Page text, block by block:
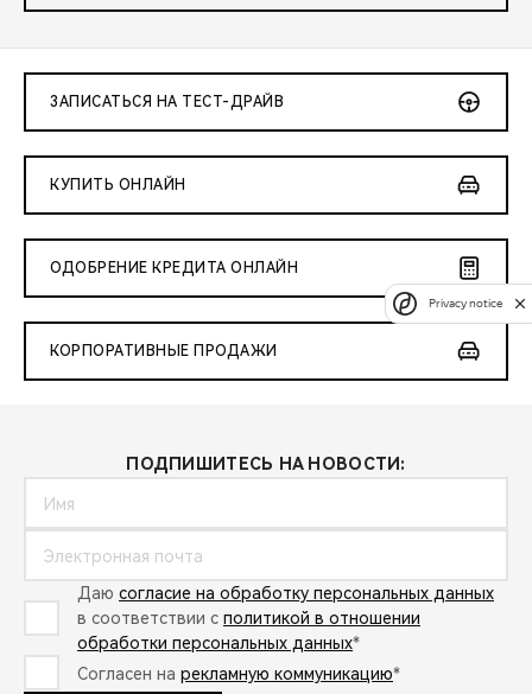
ЗАПИСАТЬСЯ НА ТЕСТ-ДРАЙВ
КУПИТЬ ОНЛАЙН
ОДОБРЕНИЕ КРЕДИТА ОНЛАЙН
КОРПОРАТИВНЫЕ ПРОДАЖИ
ПОДПИШИТЕСЬ НА НОВОСТИ:
Даю согласие на обработку персональных данных
в соответствии с политикой в отношении
обработки персональных данных*
Согласен на рекламную коммуникацию*
Privacy notice